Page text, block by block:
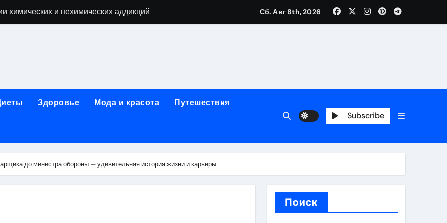
химических и нехимических аддикций
12 шагов, психотерапия, ресоциализация и оценка долгосрочных результатов при анонимном лечении
под ключ
крыла одного полёта
Сб. Авг 8th, 2026
Здоровье Мода и красота Путешествия
Subscribe
до министра обороны — удивительная история жизни и карьеры
Поиск